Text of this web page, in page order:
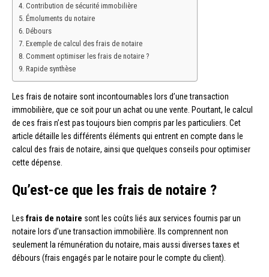
Contribution de sécurité immobilière
Émoluments du notaire
Débours
Exemple de calcul des frais de notaire
Comment optimiser les frais de notaire ?
Rapide synthèse
Les frais de notaire sont incontournables lors d’une transaction
immobilière, que ce soit pour un achat ou une vente. Pourtant, le calcul
de ces frais n’est pas toujours bien compris par les particuliers. Cet
article détaille les différents éléments qui entrent en compte dans le
calcul des frais de notaire, ainsi que quelques conseils pour optimiser
cette dépense.
Qu’est-ce que les frais de notaire ?
Les frais de notaire sont les coûts liés aux services fournis par un
notaire lors d’une transaction immobilière. Ils comprennent non
seulement la rémunération du notaire, mais aussi diverses taxes et
débours (frais engagés par le notaire pour le compte du client).